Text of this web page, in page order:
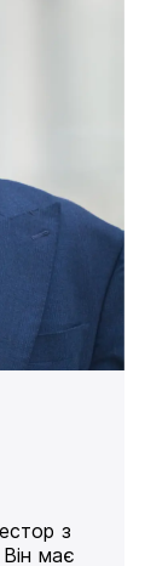
з
має